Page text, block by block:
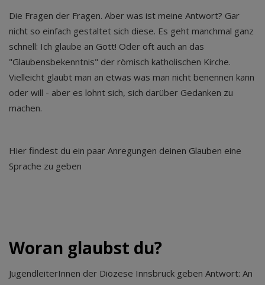
Die Fragen der Fragen. Aber was ist meine Antwort? Gar
nicht so einfach gestaltet sich diese. Es geht manchmal ganz
schnell: Ich glaube an Gott! Oder oft auch an das
"Glaubensbekenntnis" der römisch katholischen Kirche.
Vielleicht glaubt man an etwas was man nicht benennen kann
oder will - aber es lohnt sich, sich darüber Gedanken zu
machen.
Hier findest du ein paar Anregungen deinen Glauben eine
Sprache zu geben
Woran glaubst du?
JugendleiterInnen der Diözese Innsbruck geben Antwort: An